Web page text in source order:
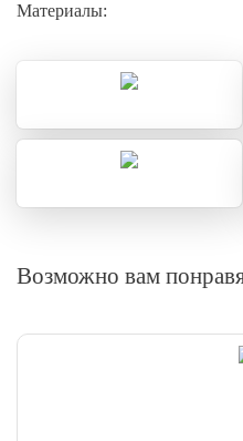
Материалы:
Возможно вам